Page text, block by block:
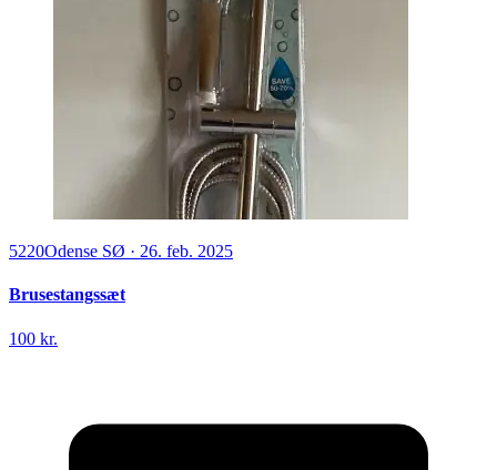
5220Odense SØ · 26. feb. 2025
Brusestangssæt
100 kr.